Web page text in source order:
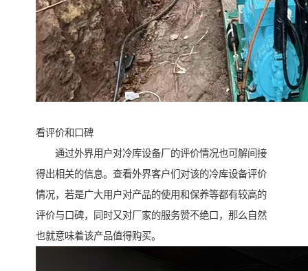
看评价和口碑
通过外界用户对冷库设备厂的评价情况也可解间接
得出相关的信息。查看外界客户们对该的冷库设备评价
情况，若是广大用户对产品的使用和保养等都有较高的
评价与口碑，同时又对厂家的服务赞不绝口，那么自然
也就意味着该产品值得购买。